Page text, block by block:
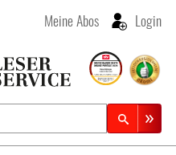
Meine Abos Login